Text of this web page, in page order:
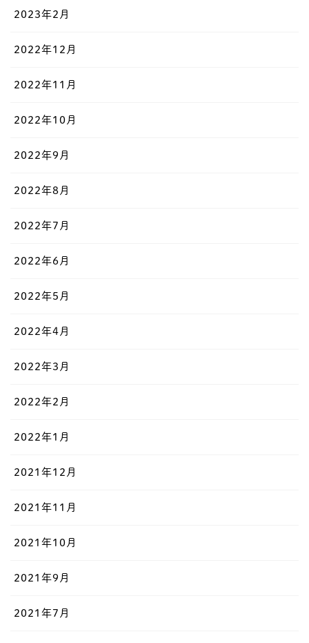
2023年2月
2022年12月
2022年11月
2022年10月
2022年9月
2022年8月
2022年7月
2022年6月
2022年5月
2022年4月
2022年3月
2022年2月
2022年1月
2021年12月
2021年11月
2021年10月
2021年9月
2021年7月